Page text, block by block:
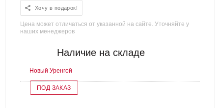
Хочу в подарок!
Цена может отличаться от указанной на сайте. Уточняйте у
наших менеджеров
Наличие на складе
Новый Уренгой
ПОД ЗАКАЗ